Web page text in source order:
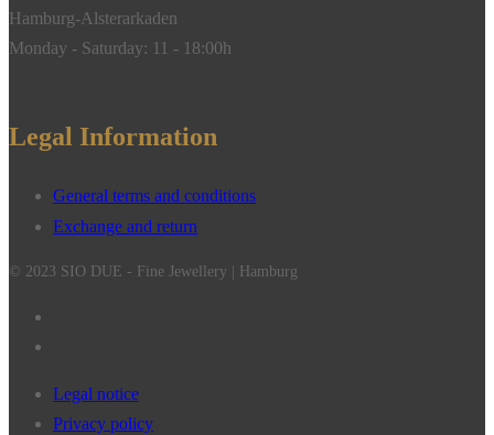
Hamburg-Alsterarkaden
Monday - Saturday: 11 - 18:00h
Legal Information
General terms and conditions
Exchange and return
© 2023 SIO DUE - Fine Jewellery | Hamburg
Legal notice
Privacy policy